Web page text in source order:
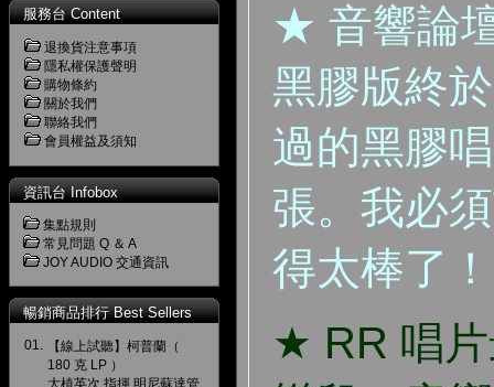
服務台 Content
退換貨注意事項
隱私權保護聲明
購物條約
關於我們
聯絡我們
會員權益及須知
資訊台 Infobox
集點規則
常見問題 Q ＆ A
JOY AUDIO 交通資訊
暢銷商品排行 Best Sellers
01.
【線上試聽】柯普蘭（
180 克 LP ）
大植英次 指揮 明尼蘇達管
★ 音響論
黑膠版終
過的黑膠
張。我必
得太棒了
★ RR 唱片